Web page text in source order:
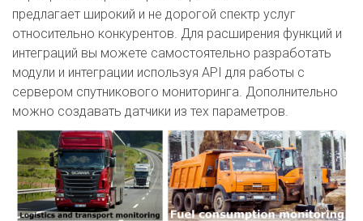
предлагает широкий и не дорогой спектр услуг
относительно конкурентов. Для расширения функций и
интеграций вы можете самостоятельно разработать
модули и интеграции используя API для работы с
сервером спутникового мониторинга. Дополнительно
можно создавать датчики из тех параметров.